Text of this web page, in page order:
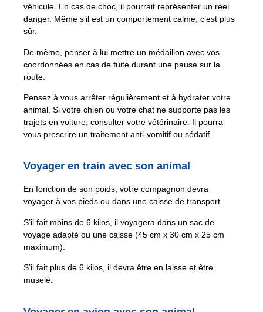
véhicule. En cas de choc, il pourrait représenter un réel
danger. Même s’il est un comportement calme, c’est plus
sûr.
De même, penser à lui mettre un médaillon avec vos
coordonnées en cas de fuite durant une pause sur la
route.
Pensez à vous arrêter régulièrement et à hydrater votre
animal. Si votre chien ou votre chat ne supporte pas les
trajets en voiture, consulter votre vétérinaire. Il pourra
vous prescrire un traitement anti-vomitif ou sédatif.
Voyager en train avec son animal
En fonction de son poids, votre compagnon devra
voyager à vos pieds ou dans une caisse de transport.
S’il fait moins de 6 kilos, il voyagera dans un sac de
voyage adapté ou une caisse (45 cm x 30 cm x 25 cm
maximum).
S’il fait plus de 6 kilos, il devra être en laisse et être
muselé.